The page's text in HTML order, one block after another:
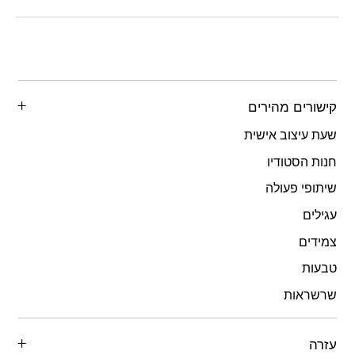
קישורים מהירים
שעת עיצוב אישית
חנות הסטודיו
שיתופי פעולה
עגילים
צמידים
טבעות
שרשראות
עזרה